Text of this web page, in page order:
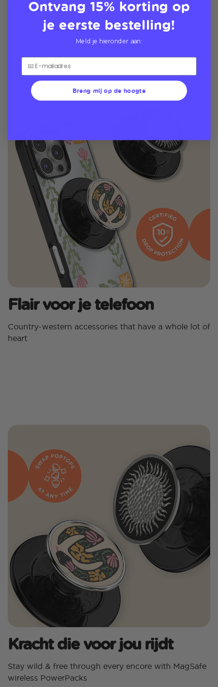
Flair voor je telefoon
Country-western accessories that have a whole lot of
heart
Kracht die voor jou rijdt
Stay wild & free through every encore with MagSafe
wireless PowerPacks
Ontvang 15% korting op
je eerste bestelling!
Meld je hieronder aan:
Breng mij op de hoogte